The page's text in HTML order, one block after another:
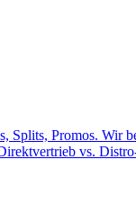
Promos. Wir
vs.